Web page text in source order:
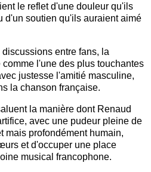
le reflet d'une douleur qu'ils
d'un soutien qu'ils auraient aimé
entre fans, la
l'une des plus touchantes
justesse l'amitié masculine,
la chanson française.
la manière dont Renaud
avec une pudeur pleine de
mais profondément humain,
et d'occuper une place
musical francophone.